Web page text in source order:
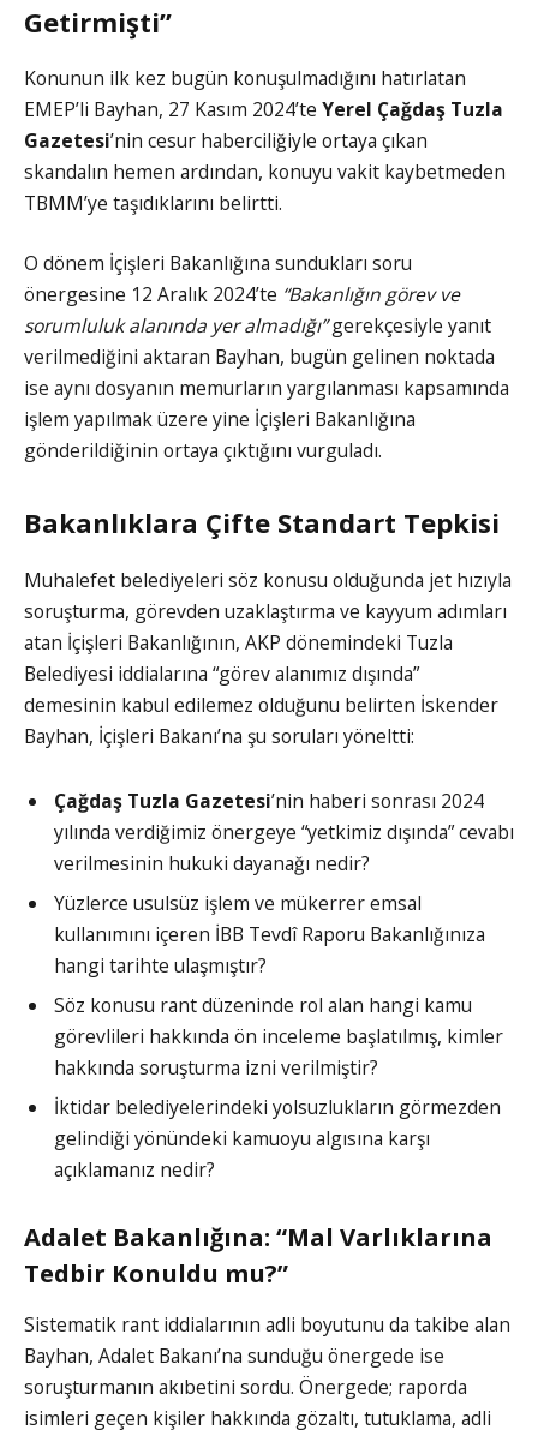
Getirmişti”
Konunun ilk kez bugün konuşulmadığını hatırlatan
EMEP’li Bayhan, 27 Kasım 2024’te Yerel Çağdaş Tuzla
Gazetesi’nin cesur haberciliğiyle ortaya çıkan
skandalın hemen ardından, konuyu vakit kaybetmeden
TBMM’ye taşıdıklarını belirtti.
O dönem İçişleri Bakanlığına sundukları soru
önergesine 12 Aralık 2024’te “Bakanlığın görev ve
sorumluluk alanında yer almadığı”gerekçesiyle yanıt
verilmediğini aktaran Bayhan, bugün gelinen noktada
ise aynı dosyanın memurların yargılanması kapsamında
işlem yapılmak üzere yine İçişleri Bakanlığına
gönderildiğinin ortaya çıktığını vurguladı.
Bakanlıklara Çifte Standart Tepkisi
Muhalefet belediyeleri söz konusu olduğunda jet hızıyla
soruşturma, görevden uzaklaştırma ve kayyum adımları
atan İçişleri Bakanlığının, AKP dönemindeki Tuzla
Belediyesi iddialarına “görev alanımız dışında”
demesinin kabul edilemez olduğunu belirten İskender
Bayhan, İçişleri Bakanı’na şu soruları yöneltti:
Çağdaş Tuzla Gazetesi’nin haberi sonrası 2024
yılında verdiğimiz önergeye “yetkimiz dışında” cevabı
verilmesinin hukuki dayanağı nedir?
Yüzlerce usulsüz işlem ve mükerrer emsal
kullanımını içeren İBB Tevdî Raporu Bakanlığınıza
hangi tarihte ulaşmıştır?
Söz konusu rant düzeninde rol alan hangi kamu
görevlileri hakkında ön inceleme başlatılmış, kimler
hakkında soruşturma izni verilmiştir?
İktidar belediyelerindeki yolsuzlukların görmezden
gelindiği yönündeki kamuoyu algısına karşı
açıklamanız nedir?
Adalet Bakanlığına: “Mal Varlıklarına
Tedbir Konuldu mu?”
Sistematik rant iddialarının adli boyutunu da takibe alan
Bayhan, Adalet Bakanı’na sunduğu önergede ise
soruşturmanın akıbetini sordu. Önergede; raporda
isimleri geçen kişiler hakkında gözaltı, tutuklama, adli